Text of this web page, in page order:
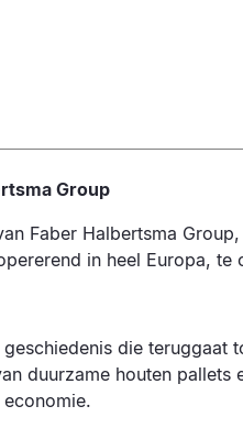
Group
Faber Halbertsma
in heel Europa, te
die teruggaat
duurzame houten pallets